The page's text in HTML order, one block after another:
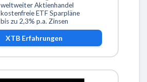
weltweiter Aktienhandel
kostenfreie ETF Sparpläne
bis zu 2,3% p.a. Zinsen
XTBErfahrungen